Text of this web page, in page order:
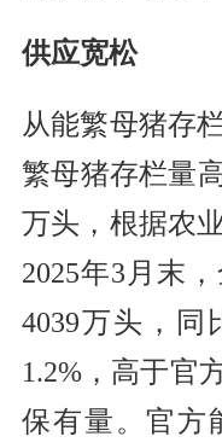
供应宽松
从能繁母猪存
繁母猪存栏量
万头，根据农
2025年3月末
4039万头，同
1.2%，高于官
保有量。官方